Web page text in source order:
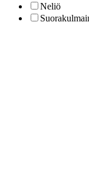
Neliö